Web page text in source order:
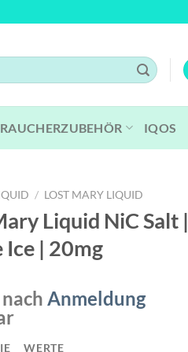
RAUCHERZUBEHÖR IQOS
/ LOST MARY LIQUID
Liquid NiC Salt |
Ice | 20mg
Anmeldung
WERTE